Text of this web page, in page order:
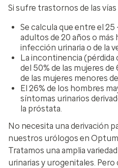
Si sufre trastornos de las
Se calcula que entre el 25
adultos de 20 años o más
infección urinaria o de la
La incontinencia (pérdida
del 50% de las mujeres de
de las mujeres menores
El 26% de los hombres
síntomas urinarios
la próstata.
No necesita una derivación
nuestros urólogos en
Tratamos una amplia
urinarias y urogenitales. Pero